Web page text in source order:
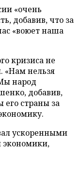
«очень
добавив, что за
«воюет наша
кризиса не
«Нам нельзя
народ
добавив,
его страны за
ускоренными
экономики,